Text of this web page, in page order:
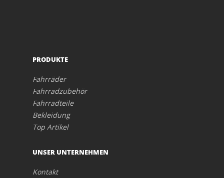
PRODUKTE
Fahrräder
Fahrradzubehör
Fahrradteile
Bekleidung
Top Artikel
UNSER UNTERNEHMEN
Kontakt